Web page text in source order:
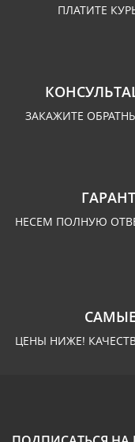
ПЛАТИТЕ
ЗАКАЖИТЕ
НЕСЕМ ПОЛНУЮ
ЦЕНЫ НИЖЕ!